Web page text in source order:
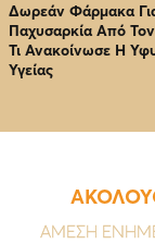
Δωρεάν Φάρμακα
Παχυσαρκία Από
Τι Ανακοίνωσε Η
Υγείας
ΑΜΕΣΗ